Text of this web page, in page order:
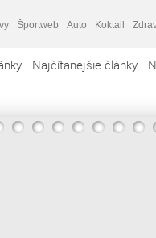
Športweb Auto Koktail
Najčítanejšie články